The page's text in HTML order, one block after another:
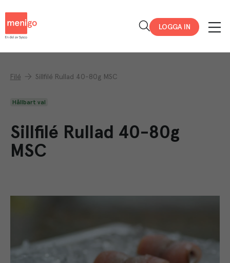
LOGGA IN
Filé Sillfilé Rullad 40-80g MSC
Hållbart val
Sillfilé Rullad 40-80g
MSC